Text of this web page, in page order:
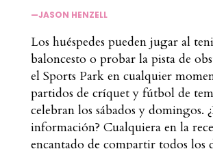
—JASON HENZELL
Los huéspedes pueden jugar al
baloncesto o probar la pista de
el Sports Park en cualquier
partidos de críquet y fútbol de
celebran los sábados y domingos.
información? Cualquiera en la
encantado de compartir todos los